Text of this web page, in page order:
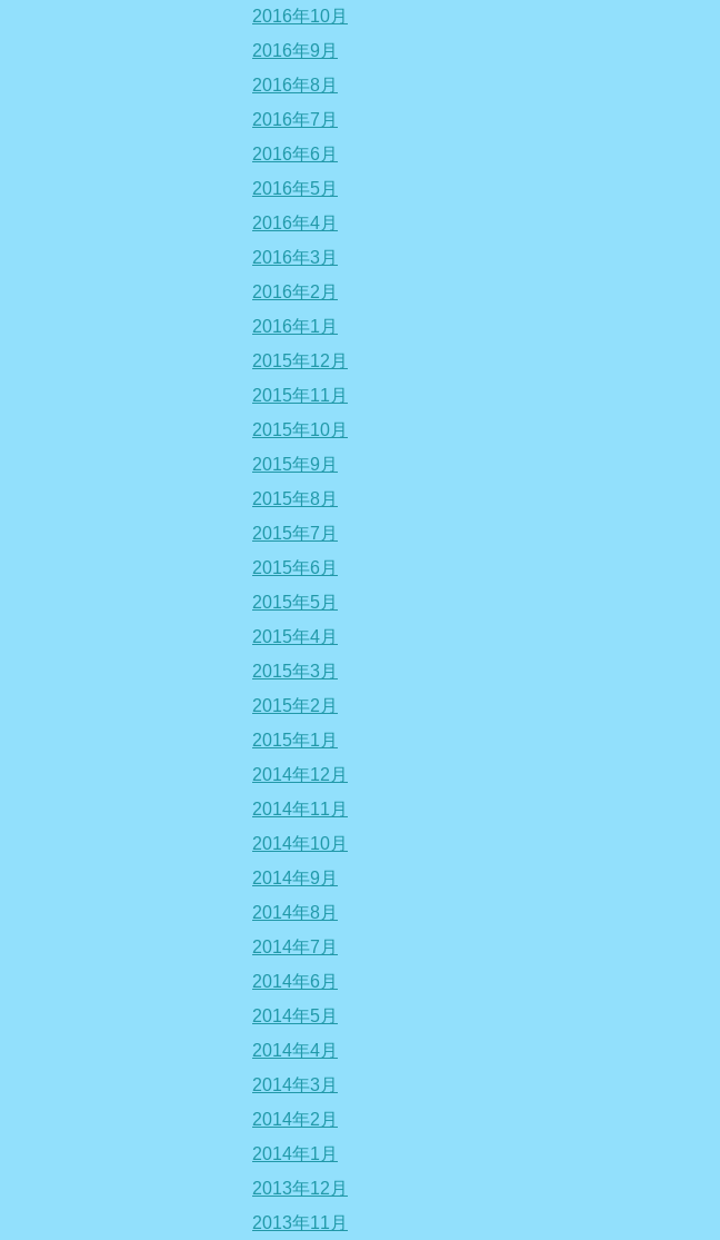
2016年10月
2016年9月
2016年8月
2016年7月
2016年6月
2016年5月
2016年4月
2016年3月
2016年2月
2016年1月
2015年12月
2015年11月
2015年10月
2015年9月
2015年8月
2015年7月
2015年6月
2015年5月
2015年4月
2015年3月
2015年2月
2015年1月
2014年12月
2014年11月
2014年10月
2014年9月
2014年8月
2014年7月
2014年6月
2014年5月
2014年4月
2014年3月
2014年2月
2014年1月
2013年12月
2013年11月